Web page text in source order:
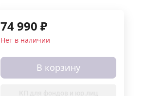
74 990 ₽
Нет в наличии
В корзину